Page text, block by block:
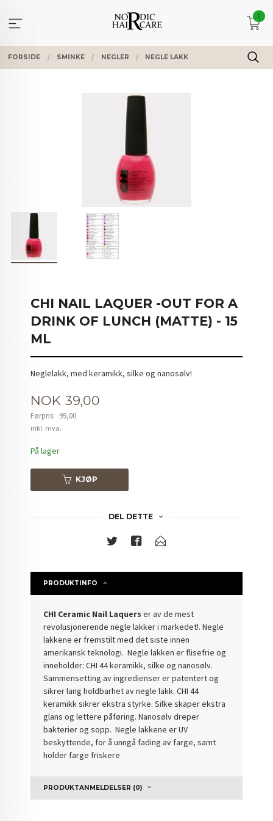
innholdet
0
FORSIDE SMINKE NEGLER NEGLE LAKK
CHI NAIL LAQUER -OUT FOR A
DRINK OF LUNCH (MATTE) - 15
ML
Neglelakk, med keramikk, silke og nanosølv!
Tilbud
NOK 39,00
Førpris: 99,00
Rabatt
inkl. mva.
På lager
KJØP
DEL DETTE
PRODUKTINFO
CHI Ceramic Nail Laquers er av de mest
revolusjonerende negle lakker i markedet!. Negle
lakkene er fremstilt med det siste innen
amerikansk teknologi. Negle lakken er flisefrie og
inneholder: CHI 44 keramikk, silke og nanosølv.
Sammensetting av ingredienser er patentert og
sikrer lang holdbarhet av negle lakk. CHI 44
keramikk sikrer ekstra styrke. Silke skaper ekstra
glans og lettere påføring. Nanosølv dreper
bakterier og sopp. Negle lakkene er UV
beskyttende, for å unngå fading av farge, samt
holder farge friskere
PRODUKTANMELDELSER (0)